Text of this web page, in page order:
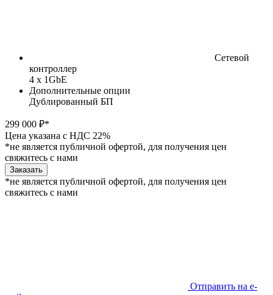
Сетевой
контроллер
4 x 1GbE
Дополнительные опции
Дублированный БП
299 000 ₽*
Цена указана с НДС 22%
*не является публичной офертой, для получения цен
свяжитесь с нами
Заказать
*не является публичной офертой, для получения цен
свяжитесь с нами
Отправить на e-